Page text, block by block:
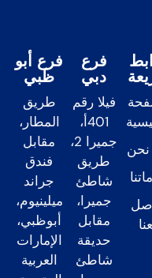
فرع
دبي
فيلا رقم
401أ،
جميرا 2،
طريق
شاطئ
جميرا،
مقابل
حديقة
شاطئ
فرع أبو
ظبي
طريق
المطار،
مقابل
فندق
جراند
ميلينيوم،
أبوظبي،
الإمارات
العربية